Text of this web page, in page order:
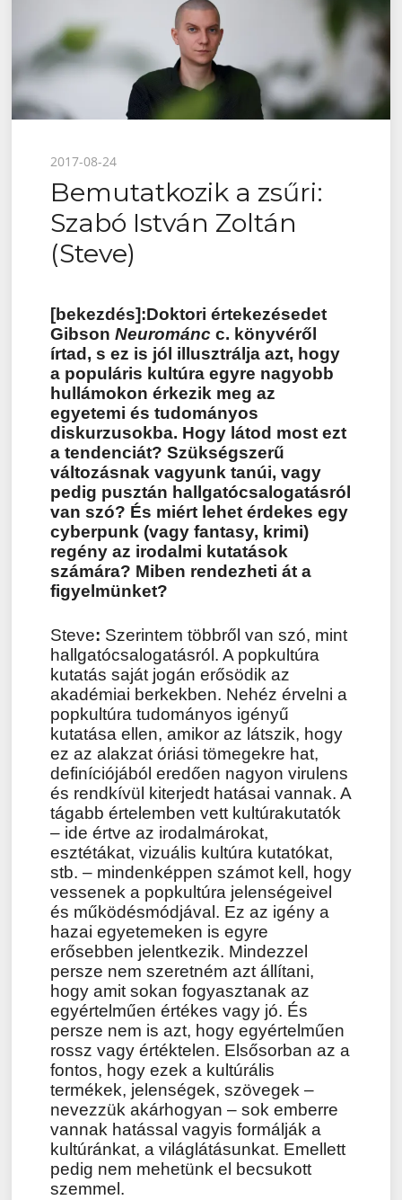
Posted
on
2017-08-24
Bemutatkozik a zsűri:
Szabó István Zoltán
(Steve)
[bekezdés]:Doktori értekezésedet
Gibson Neurománc c. könyvéről
írtad, s ez is jól illusztrálja azt, hogy
a populáris kultúra egyre nagyobb
hullámokon érkezik meg az
egyetemi és tudományos
diskurzusokba. Hogy látod most ezt
a tendenciát? Szükségszerű
változásnak vagyunk tanúi, vagy
pedig pusztán hallgatócsalogatásról
van szó? És miért lehet érdekes egy
cyberpunk (vagy fantasy, krimi)
regény az irodalmi kutatások
számára? Miben rendezheti át a
figyelmünket?
Steve: Szerintem többről van szó, mint
hallgatócsalogatásról. A popkultúra
kutatás saját jogán erősödik az
akadémiai berkekben. Nehéz érvelni a
popkultúra tudományos igényű
kutatása ellen, amikor az látszik, hogy
ez az alakzat óriási tömegekre hat,
definíciójából eredően nagyon virulens
és rendkívül kiterjedt hatásai vannak. A
tágabb értelemben vett kultúrakutatók
– ide értve az irodalmárokat,
esztétákat, vizuális kultúra kutatókat,
stb. – mindenképpen számot kell, hogy
vessenek a popkultúra jelenségeivel
és működésmódjával. Ez az igény a
hazai egyetemeken is egyre
erősebben jelentkezik. Mindezzel
persze nem szeretném azt állítani,
hogy amit sokan fogyasztanak az
egyértelműen értékes vagy jó. És
persze nem is azt, hogy egyértelműen
rossz vagy értéktelen. Elsősorban az a
fontos, hogy ezek a kultúrális
termékek, jelenségek, szövegek –
nevezzük akárhogyan – sok emberre
vannak hatással vagyis formálják a
kultúránkat, a világlátásunkat. Emellett
pedig nem mehetünk el becsukott
szemmel.